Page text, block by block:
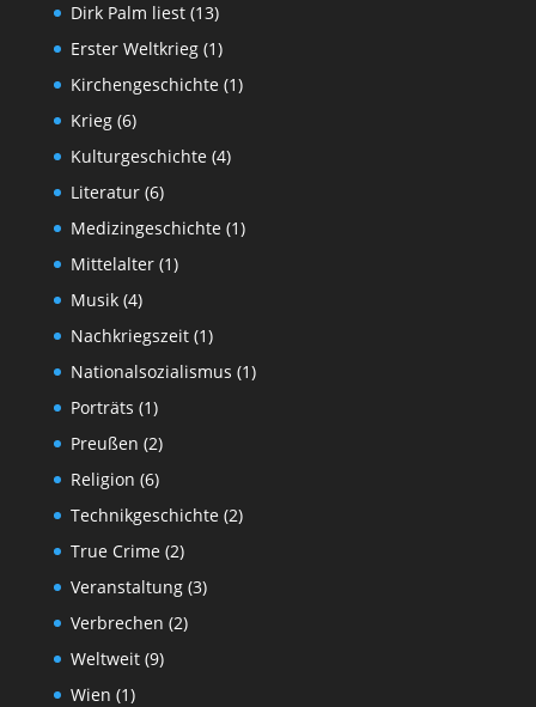
Dirk Palm liest(13)
Erster Weltkrieg(1)
Kirchengeschichte(1)
Krieg(6)
Kulturgeschichte(4)
Literatur(6)
Medizingeschichte(1)
Mittelalter(1)
Musik(4)
Nachkriegszeit(1)
Nationalsozialismus (1)
Porträts (1)
Preußen (2)
Religion (6)
Technikgeschichte(2)
True Crime(2)
Veranstaltung(3)
Verbrechen (2)
Weltweit(9)
Wien (1)